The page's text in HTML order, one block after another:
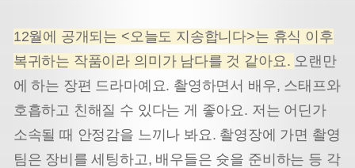
12월에 공개되는 <오늘도 지송합니다>는 휴식 이후
복귀하는 작품이라 의미가 남다를 것 같아요. 오랜만
에 하는 장편 드라마예요. 촬영하면서 배우, 스태프와
호흡하고 친해질 수 있다는 게 좋아요. 저는 어딘가
소속될 때 안정감을 느끼나 봐요. 촬영장에 가면 촬영
팀은 장비를 세팅하고, 배우들은 슛을 준비하는 등 각